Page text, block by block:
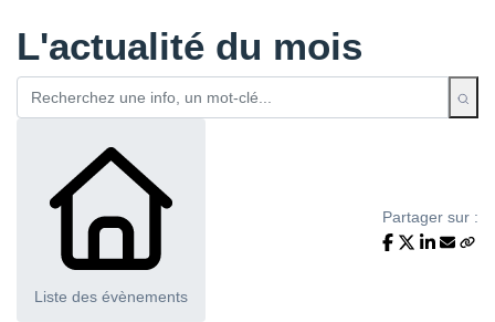
L'actualité du mois
Liste des évènements
Partager sur :